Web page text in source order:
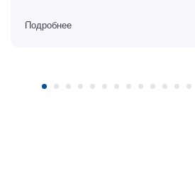
Подробнее